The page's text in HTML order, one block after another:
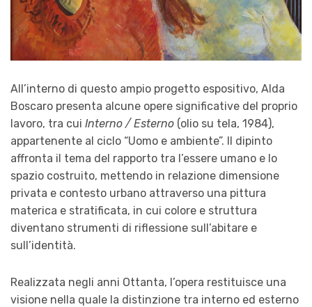
All’interno di questo ampio progetto espositivo, Alda
Boscaro presenta alcune opere significative del proprio
lavoro, tra cui Interno / Esterno (olio su tela, 1984),
appartenente al ciclo “Uomo e ambiente”. Il dipinto
affronta il tema del rapporto tra l’essere umano e lo
spazio costruito, mettendo in relazione dimensione
privata e contesto urbano attraverso una pittura
materica e stratificata, in cui colore e struttura
diventano strumenti di riflessione sull’abitare e
sull’identità.
Realizzata negli anni Ottanta, l’opera restituisce una
visione nella quale la distinzione tra interno ed esterno